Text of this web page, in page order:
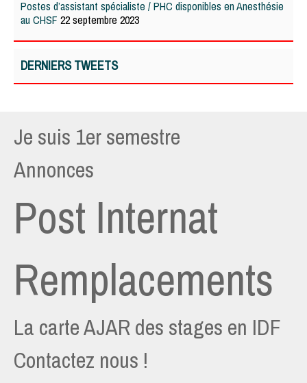
Postes d’assistant spécialiste / PHC disponibles en Anesthésie
au CHSF 22 septembre 2023
DERNIERS TWEETS
Je suis 1er semestre
Annonces
Post Internat
Remplacements
La carte AJAR des stages en IDF
Contactez nous !